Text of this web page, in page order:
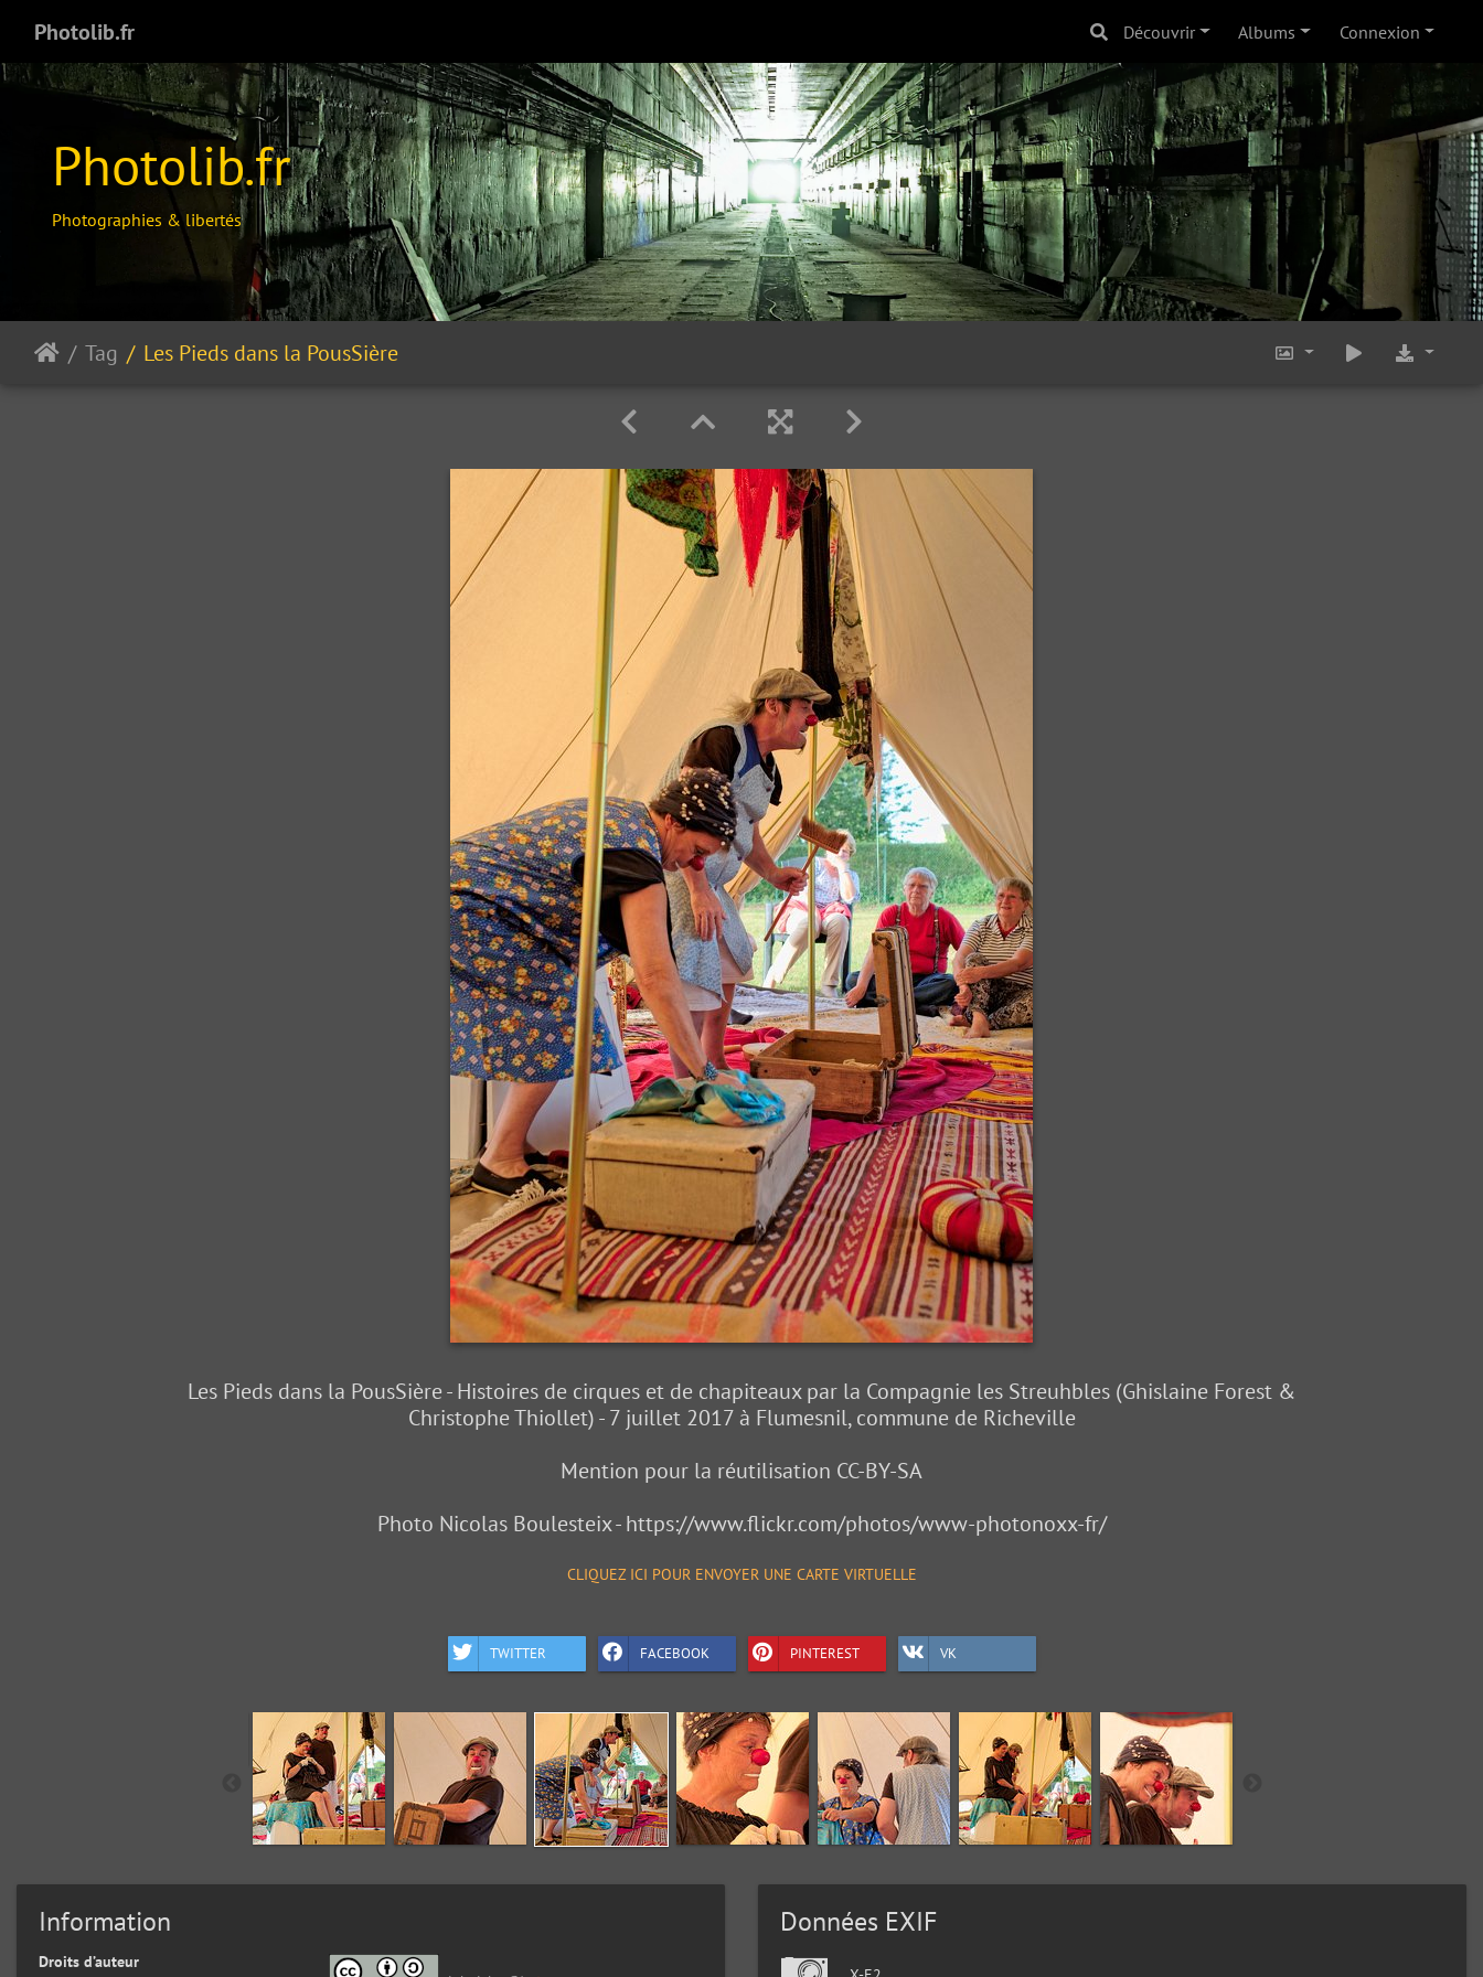
Photolib.fr Découvrir Albums Connexion
Photolib.fr
Photographies & libertés
Tag Les Pieds dans la PousSière
Les Pieds dans la PousSière - Histoires de cirques et de chapiteaux par la Compagnie les Streuhbles (Ghislaine Forest &
Christophe Thiollet) - 7 juillet 2017 à Flumesnil, commune de Richeville
Mention pour la réutilisation CC-BY-SA
Photo Nicolas Boulesteix - https://www.flickr.com/photos/www-photonoxx-fr/
CLIQUEZ ICI POUR ENVOYER UNE CARTE VIRTUELLE
TWITTER FACEBOOK PINTEREST VK
Information
Droits d’auteur
Données EXIF